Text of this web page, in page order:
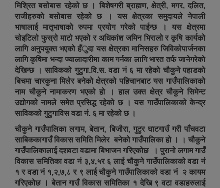
मिश्रित बसोबास रहेको छ । बिशेषगरी ब्राह्मण, क्षेत्री, मगर, दलित,
राजीहरुको बसोबास रहेको छ । यस क्षेत्रका समुदायले नेपाली
भाषालाई मातृभाषाको रुपमा प्रयोग गरेको पाईन्छ । यस क्षेत्रमा
चोइटिलो फुस्रो माटो भएको र अधिकांश जमिन भिरालो र कृषि कार्यको
लागि अनुपयुक्त भएको हँुदा यस क्षेत्रका मानिसहरु जिविकोपार्जनका
लागि कृषिमा भन्दा ज्यालादारीमा काम गर्नका लागि भारत तर्फ जानेगरेको
देखिन्छ । साविकको गुटुगा.वि.स. वडा नं ६ मा रहेको चौकुने पहाडको
बिचमा चारकुना मिलेर बनेको क्षेत्रको पहिचानबाट यस गाउँपालिकाको
नाम चौकुने नामाकरण भएको हो । हाल उक्त क्षेत्र चौकुने सिमेन्ट
उद्योगको नामले समेत प्रसिद्ध रहेको छ । यस गाउँपालिकाको केन्द्र
साविकको गुटुगाविस वडा नं. ६ मा रहेको छ ।
चौकुने गाउँपालिका लगाम, बेतान, बिजौरा, गुटुर घाटगाउँ गरी पाँचवटा
साबिककागाउँ विकास समिति मिलेर बनेको गाउँपालिका हो । । चौकुने
गाउँपालिकालाई दशवटा वडामा बिभाजन गरिएकोछ । पुरानो लगाम गाउँ
विकास समितिका वडा नं ३,४,५र ६ लाई चौकुने गाउँपालिकाको वडा नं
१ र वडा नं १,२,७,८ र ९ लाई चौकुने गाउँपालिकाको वडा नं २ कायम
गरिएकोछ । बेतान गाउँ विकास समितिका १ देखि ९ वटा वडाहरुलाई